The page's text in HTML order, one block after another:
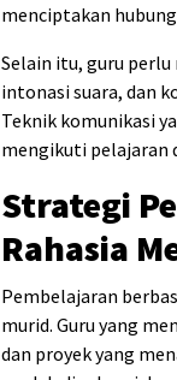
menciptakan
Selain itu, guru
intonasi suara, dan
Teknik komunikasi
mengikuti pelajaran
Strategi
Rahasia
Pembelajaran
murid. Guru yang
dan proyek yang